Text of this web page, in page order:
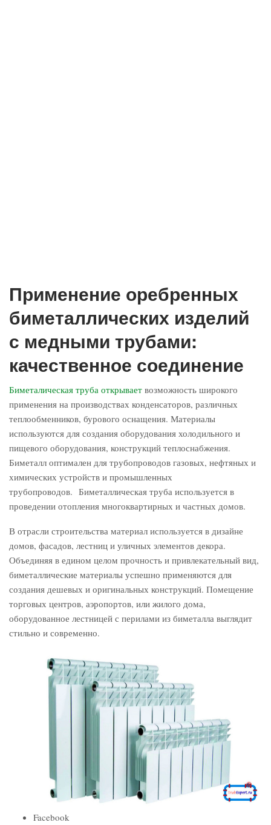
Применение оребренных
биметаллических изделий
с медными трубами:
качественное соединение
Биметалическая труба открывает возможность широкого
применения на производствах конденсаторов, различных
теплообменников, бурового оснащения. Материалы
используются для создания оборудования холодильного и
пищевого оборудования, конструкций теплоснабжения.
Биметалл оптимален для трубопроводов газовых, нефтяных и
химических устройств и промышленных
трубопроводов. Биметаллическая труба используется в
проведении отопления многоквартирных и частных домов.
В отрасли строительства материал используется в дизайне
домов, фасадов, лестниц и уличных элементов декора.
Объединяя в едином целом прочность и привлекательный вид,
биметаллические материалы успешно применяются для
создания дешевых и оригинальных конструкций. Помещение
торговых центров, аэропортов, или жилого дома,
оборудованное лестницей с перилами из биметалла выглядит
стильно и современно.
Facebook